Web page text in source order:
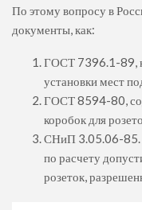
По этому вопросу в
документы, как:
ГОСТ 7396.1-89,
установки мест
ГОСТ 8594-80,
коробок для
СНиП 3.05.06-85.
по расчету
розеток,